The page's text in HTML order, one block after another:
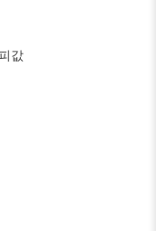
값